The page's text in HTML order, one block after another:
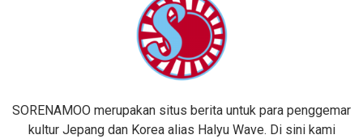
SORENAMOO merupakan situs berita untuk para penggemar
kultur Jepang dan Korea alias Halyu Wave. Di sini kami